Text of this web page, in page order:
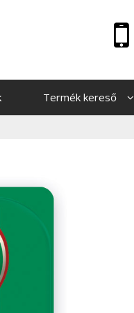
Termék kereső